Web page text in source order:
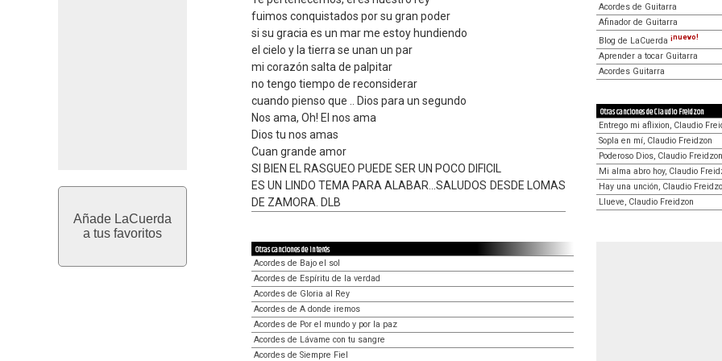
Añade LaCuerda
a tus favoritos
fuimos conquistados por su gran poder
si su gracia es un mar me estoy hundiendo
el cielo y la tierra se unan un par
mi corazón salta de palpitar
no tengo tiempo de reconsiderar
cuando pienso que .. Dios para un segundo
Nos ama, Oh! El nos ama
Dios tu nos amas
Cuan grande amor
SI BIEN EL RASGUEO PUEDE SER UN POCO DIFICIL
ES UN LINDO TEMA PARA ALABAR...SALUDOS DESDE LOMAS
DE ZAMORA. DLB
Acordes de Guitarra
Afinador de Guitarra
Blog de LaCuerda ¡nuevo!
Aprender a tocar Guitarra
Acordes Guitarra
Otras canciones de Claudio Freidzon
Entrego mi aflixion, Claudio
Sopla en mí, Claudio Freidzon
Poderoso Dios, Claudio Freidzon
Mi alma abro hoy, Claudio
Hay una unción, Claudio
Llueve, Claudio Freidzon
Otras canciones de interés
Acordes de Bajo el sol
Acordes de Espíritu de la verdad
Acordes de Gloria al Rey
Acordes de A donde iremos
Acordes de Por el mundo y por la paz
Acordes de Lávame con tu sangre
Acordes de Siempre Fiel